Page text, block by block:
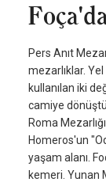
Pers Anıt
mezarlıklar.
kullanılan iki
camiye
Roma
Homeros'un
yaşam alanı.
kemeri. Yunan